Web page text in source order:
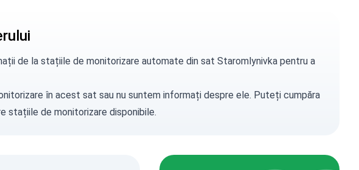
de la stațiile de monitorizare automate din sat Staromlynivka pentru a
în acest sat sau nu suntem informați despre ele. Puteți cumpăra
stațiile de monitorizare disponibile.